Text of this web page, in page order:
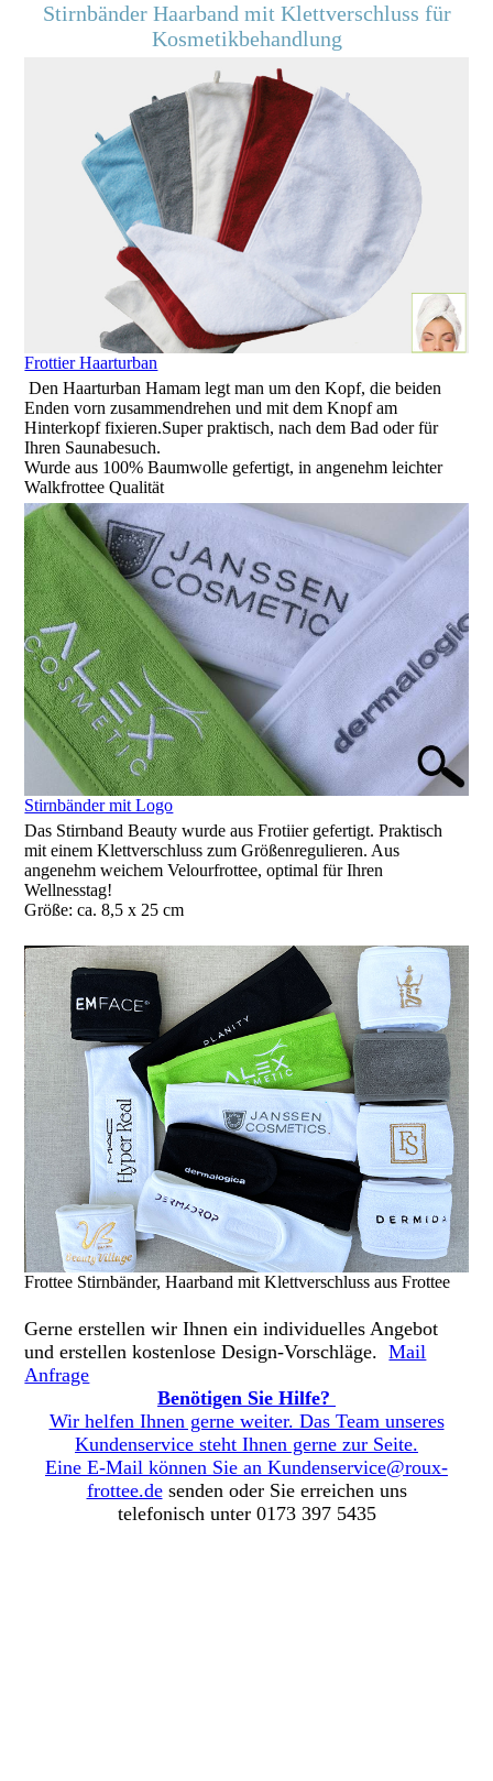
StirnbänderHaarband mit Klettverschluss für
Kosmetikbehandlung
Frottier Haarturban
Den Haarturban Hamam legt man um den Kopf, die beiden
Enden vorn zusammendrehen und mit dem Knopf am
Hinterkopf fixieren.Super praktisch, nach dem Bad oder für
Ihren Saunabesuch.
Wurde aus 100% Baumwolle gefertigt, in angenehm leichter
Walkfrottee Qualität
Stirnbänder mit Logo
Das Stirnband Beauty wurde aus Frotiier gefertigt. Praktisch
mit einem Klettverschluss zum Größenregulieren. Aus
angenehm weichem Velourfrottee, optimal für Ihren
Wellnesstag!
Größe: ca. 8,5 x 25 cm
Frottee Stirnbänder, Haarband mit Klettverschluss aus Frottee
Gerne erstellen wir Ihnen ein individuelles Angebot
und erstellen kostenlose Design-Vorschläge.Mail
Anfrage
Benötigen Sie Hilfe?
Wir helfen Ihnen gerne weiter. Das Team unseres
Kundenservice steht Ihnen gerne zur Seite.
Eine E-Mail können Sie an Kundenservice@roux-
frottee.desenden oder Sie erreichen uns
telefonisch unter 0173 397 5435